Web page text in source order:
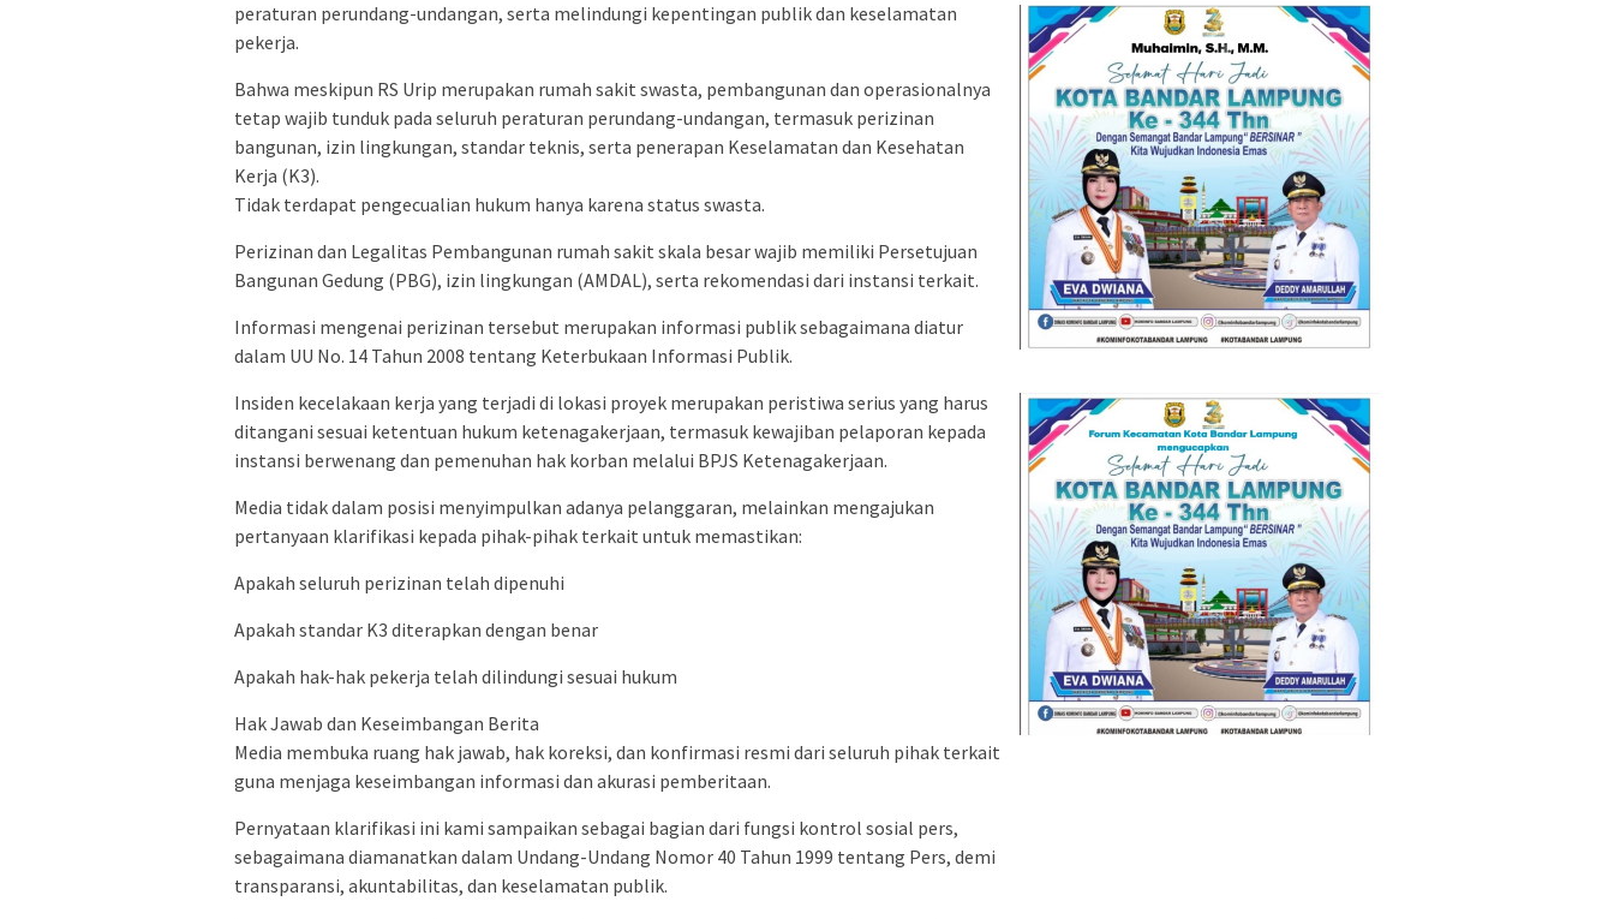
peraturan perundang-undangan, serta melindungi kepentingan publik dan keselamatan
pekerja.
Bahwa meskipun RS Urip merupakan rumah sakit swasta, pembangunan dan operasionalnya
tetap wajib tunduk pada seluruh peraturan perundang-undangan, termasuk perizinan
bangunan, izin lingkungan, standar teknis, serta penerapan Keselamatan dan Kesehatan
Kerja (K3).
Tidak terdapat pengecualian hukum hanya karena status swasta.
Perizinan dan Legalitas Pembangunan rumah sakit skala besar wajib memiliki Persetujuan
Bangunan Gedung (PBG), izin lingkungan (AMDAL), serta rekomendasi dari instansi terkait.
Informasi mengenai perizinan tersebut merupakan informasi publik sebagaimana diatur
dalam UU No. 14 Tahun 2008 tentang Keterbukaan Informasi Publik.
Insiden kecelakaan kerja yang terjadi di lokasi proyek merupakan peristiwa serius yang harus
ditangani sesuai ketentuan hukum ketenagakerjaan, termasuk kewajiban pelaporan kepada
instansi berwenang dan pemenuhan hak korban melalui BPJS Ketenagakerjaan.
Media tidak dalam posisi menyimpulkan adanya pelanggaran, melainkan mengajukan
pertanyaan klarifikasi kepada pihak-pihak terkait untuk memastikan:
Apakah seluruh perizinan telah dipenuhi
Apakah standar K3 diterapkan dengan benar
Apakah hak-hak pekerja telah dilindungi sesuai hukum
Hak Jawab dan Keseimbangan Berita
Media membuka ruang hak jawab, hak koreksi, dan konfirmasi resmi dari seluruh pihak terkait
guna menjaga keseimbangan informasi dan akurasi pemberitaan.
Pernyataan klarifikasi ini kami sampaikan sebagai bagian dari fungsi kontrol sosial pers,
sebagaimana diamanatkan dalam Undang-Undang Nomor 40 Tahun 1999 tentang Pers, demi
transparansi, akuntabilitas, dan keselamatan publik.